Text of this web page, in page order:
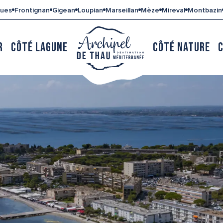
Frontignan Gigean Loupian Marseillan Mèze Mireval Montbazin
CÔTÉ LAGUNE CÔTÉ NATURE